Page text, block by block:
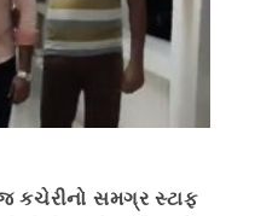
કચેરીનો સમગ્ર સ્ટાફ